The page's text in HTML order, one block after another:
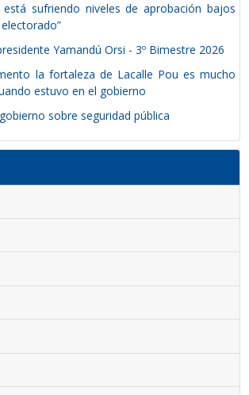
está sufriendo niveles de aprobación bajos
Yamandú Orsi - 3º Bimestre 2026
la fortaleza de Lacalle Pou es mucho
estuvo en el gobierno
sobre seguridad pública